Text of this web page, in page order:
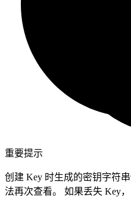
重要提示
创建 Key 时生成的密钥字符串
法再次查看。
如果丢失 Key